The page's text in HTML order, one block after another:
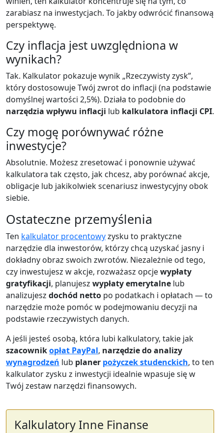
zarabiasz na inwestycjach. To jakby odwrócić finansową
perspektywę.
Czy inflacja jest uwzględniona w
wynikach?
Tak. Kalkulator pokazuje wynik „Rzeczywisty zysk”,
który dostosowuje Twój zwrot do inflacji (na podstawie
domyślnej wartości 2,5%). Działa to podobnie do
narzędzia wpływu inflacji lub kalkulatora inflacji CPI.
Czy mogę porównywać różne
inwestycje?
Absolutnie. Możesz zresetować i ponownie używać
kalkulatora tak często, jak chcesz, aby porównać akcje,
obligacje lub jakikolwiek scenariusz inwestycyjny obok
siebie.
Ostateczne przemyślenia
Ten kalkulator procentowyzysku to praktyczne
narzędzie dla inwestorów, którzy chcą uzyskać jasny i
dokładny obraz swoich zwrotów. Niezależnie od tego,
czy inwestujesz w akcje, rozważasz opcjewypłaty
gratyfikacji, planujesz wypłaty emerytalne lub
analizujesz dochód netto po podatkach i opłatach — to
narzędzie może pomóc w podejmowaniu decyzji na
podstawie rzeczywistych danych.
A jeśli jesteś osobą, która lubi kalkulatory, takie jak
szacownikopłat PayPal, narzędzie do analizy
wynagrodzeń lub planer pożyczek studenckich, to ten
kalkulator zysku z inwestycji idealnie wpasuje się w
Twój zestaw narzędzi finansowych.
Kalkulatory Inne Finanse